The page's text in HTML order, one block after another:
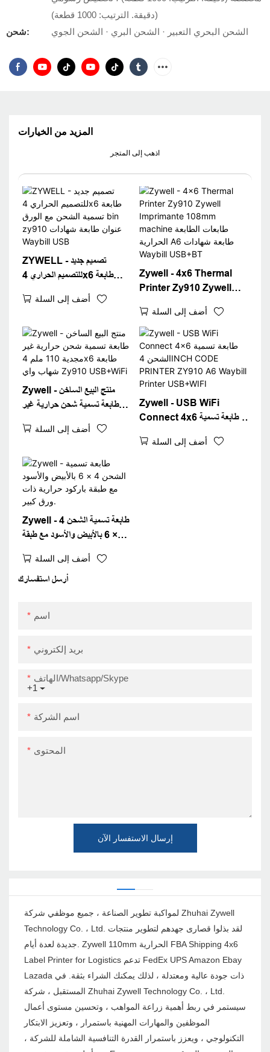
(دقيقة. الترتيب: 1000 قطعة)
شحن:
الشحن البحري التعبير · الشحن البري · الشحن الجوي
المزيد من الخيارات
اذهب إلى المتجر
ZYWELL - تصميم جديد
للتصميم الحراري 4x6 طابعة
zy910 عنوان طابعة شهادات
أضف إلى السلة
Zywell - 4x6 Thermal
Printer Zy910 Zywell
machine طابعات الطابعة
الحرارية A6 طابعة شهادات
Waybill USB+BT
أضف إلى السلة
Zywell - منتج البيع الساخن
طابعة تسمية شحن حرارية غير
شهاب واي Zy910
أضف إلى السلة
Zywell - USB WiFi
Connect 4x6 طابعة تسمية
PRINTER ZY910 A6
أضف إلى السلة
Zywell - طابعة تسمية الشحن 4
× 6 بالأبيض والأسود مع طبقة
أضف إلى السلة
أرسل استفسارك
اسم
بريد إلكتروني
+1
الهاتف/Whatsapp/Skype
اسم الشركة
المحتوى
إرسال الاستفسار الآن
لمواكبة تطوير الصناعة ، جميع موظفي شركة Zhuhai Zywell
Technology Co. ، Ltd. لقد بذلوا قصارى جهدهم لتطوير منتجات
جديدة لعدة أيام. Zywell 110mm الحرارية FBA Shipping 4x6
Label Printer for Logistics تدعم FedEx UPS Amazon Ebay
Lazada ذات جودة عالية ومعتدلة ، لذلك يمكنك الشراء بثقة. في
المستقبل ، شركة Zhuhai Zywell Technology Co. ، Ltd.
سيستمر في ربط أهمية زراعة المواهب ، وتحسين مستوى أعمال
الموظفين والمهارات المهنية باستمرار ، وتعزيز الابتكار
التكنولوجي ، ويعزز باستمرار القدرة التنافسية الشاملة للشركة ،